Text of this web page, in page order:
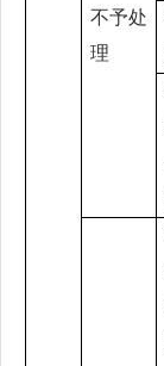
不予处
理